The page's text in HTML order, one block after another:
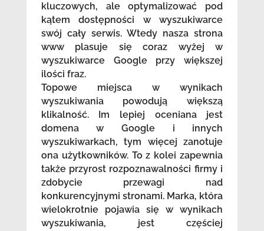
kluczowych, ale optymalizować pod
kątem dostępności w wyszukiwarce
swój cały serwis. Wtedy nasza strona
www plasuje się coraz wyżej w
wyszukiwarce Google przy większej
ilości fraz.
Topowe miejsca w wynikach
wyszukiwania powodują większą
klikalność. Im lepiej oceniana jest
domena w Google i innych
wyszukiwarkach, tym więcej zanotuje
ona użytkowników. To z kolei zapewnia
także przyrost rozpoznawalności firmy i
zdobycie przewagi nad
konkurencyjnymi stronami. Marka, która
wielokrotnie pojawia się w wynikach
wyszukiwania, jest częściej